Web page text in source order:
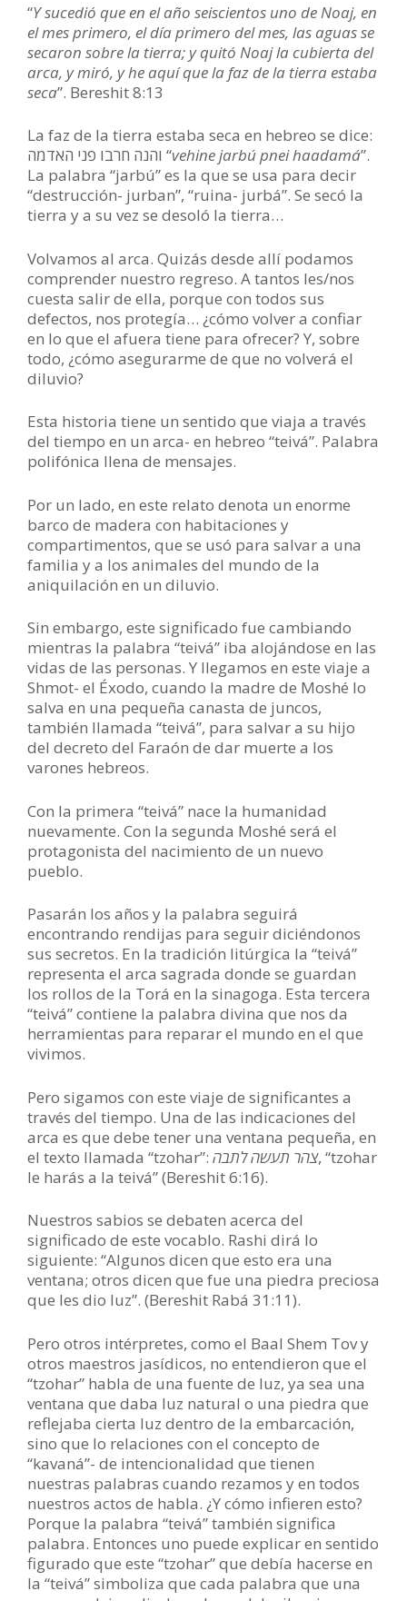
“Y sucedió que en el año seiscientos uno de Noaj, en
el mes primero, el día primero del mes, las aguas se
secaron sobre la tierra; y quitó Noaj la cubierta del
arca, y miró, y he aquí que la faz de la tierra estaba
seca”. Bereshit 8:13
La faz de la tierra estaba seca en hebreo se dice:
והנה חרבו פני האדמה “vehine jarbú pnei haadamá”.
La palabra “jarbú” es la que se usa para decir
“destrucción- jurban”, “ruina- jurbá”. Se secó la
tierra y a su vez se desoló la tierra…
Volvamos al arca. Quizás desde allí podamos
comprender nuestro regreso. A tantos les/nos
cuesta salir de ella, porque con todos sus
defectos, nos protegía… ¿cómo volver a confiar
en lo que el afuera tiene para ofrecer? Y, sobre
todo, ¿cómo asegurarme de que no volverá el
diluvio?
Esta historia tiene un sentido que viaja a través
del tiempo en un arca- en hebreo “teivá”. Palabra
polifónica llena de mensajes.
Por un lado, en este relato denota un enorme
barco de madera con habitaciones y
compartimentos, que se usó para salvar a una
familia y a los animales del mundo de la
aniquilación en un diluvio.
Sin embargo, este significado fue cambiando
mientras la palabra “teivá” iba alojándose en las
vidas de las personas. Y llegamos en este viaje a
Shmot- el Éxodo, cuando la madre de Moshé lo
salva en una pequeña canasta de juncos,
también llamada “teivá”, para salvar a su hijo
del decreto del Faraón de dar muerte a los
varones hebreos.
Con la primera “teivá” nace la humanidad
nuevamente. Con la segunda Moshé será el
protagonista del nacimiento de un nuevo
pueblo.
Pasarán los años y la palabra seguirá
encontrando rendijas para seguir diciéndonos
sus secretos. En la tradición litúrgica la “teivá”
representa el arca sagrada donde se guardan
los rollos de la Torá en la sinagoga. Esta tercera
“teivá” contiene la palabra divina que nos da
herramientas para reparar el mundo en el que
vivimos.
Pero sigamos con este viaje de significantes a
través del tiempo. Una de las indicaciones del
arca es que debe tener una ventana pequeña, en
el texto llamada “tzohar”: צהר תעשה לתבה, “tzohar
le harás a la teivá” (Bereshit 6:16).
Nuestros sabios se debaten acerca del
significado de este vocablo. Rashi dirá lo
siguiente: “Algunos dicen que esto era una
ventana; otros dicen que fue una piedra preciosa
que les dio luz”. (Bereshit Rabá 31:11).
Pero otros intérpretes, como el Baal Shem Tov y
otros maestros jasídicos, no entendieron que el
“tzohar” habla de una fuente de luz, ya sea una
ventana que daba luz natural o una piedra que
reflejaba cierta luz dentro de la embarcación,
sino que lo relaciones con el concepto de
“kavaná”- de intencionalidad que tienen
nuestras palabras cuando rezamos y en todos
nuestros actos de habla. ¿Y cómo infieren esto?
Porque la palabra “teivá” también significa
palabra. Entonces uno puede explicar en sentido
figurado que este “tzohar” que debía hacerse en
la “teivá” simboliza que cada palabra que una